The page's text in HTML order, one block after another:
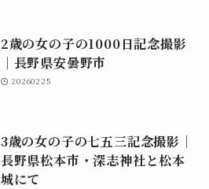
2歳の女の子の1000日記念撮影
｜長野県安曇野市
20260225
3歳の女の子の七五三記念撮影｜
長野県松本市・深志神社と松本
城にて